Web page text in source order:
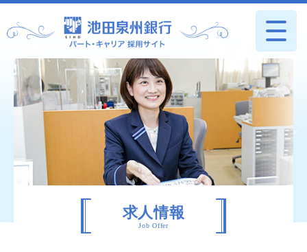
求人情報
Job Offer